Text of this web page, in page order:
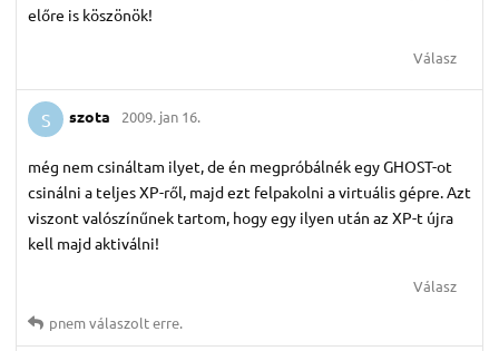
előre is köszönök!
Válasz
S szota 2009. jan 16.
még nem csináltam ilyet, de én megpróbálnék egy GHOST-ot
csinálni a teljes XP-ről, majd ezt felpakolni a virtuális gépre. Azt
viszont valószínűnek tartom, hogy egy ilyen után az XP-t újra
kell majd aktiválni!
Válasz
pnemválaszolt erre.